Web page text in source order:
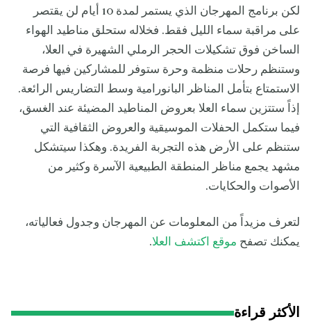
لكن برنامج المهرجان الذي يستمر لمدة 10 أيام لن يقتصر
على مراقبة سماء الليل فقط. فخلاله ستحلق مناطيد الهواء
الساخن فوق تشكيلات الحجر الرملي الشهيرة في العلا،
وستنظم رحلات منظمة وحرة ستوفر للمشاركين فيها فرصة
الاستمتاع بتأمل المناظر البانورامية وسط التضاريس الرائعة.
إذاً ستتزين سماء العلا بعروض المناطيد المضيئة عند الغسق،
فيما ستكمل الحفلات الموسيقية والعروض الثقافية التي
ستنظم على الأرض هذه التجربة الفريدة. وهكذا سيتشكل
مشهد يجمع مناظر المنطقة الطبيعية الآسرة وكثير من
الأصوات والحكايات.
لتعرف مزيداً من المعلومات عن المهرجان وجدول فعالياته،
يمكنك تصفح موقع اكتشف العلا.
الأكثر قراءة